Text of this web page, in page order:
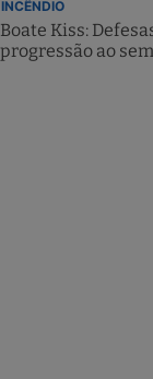
INCÊNDIO
Boate Kiss:
progressão ao